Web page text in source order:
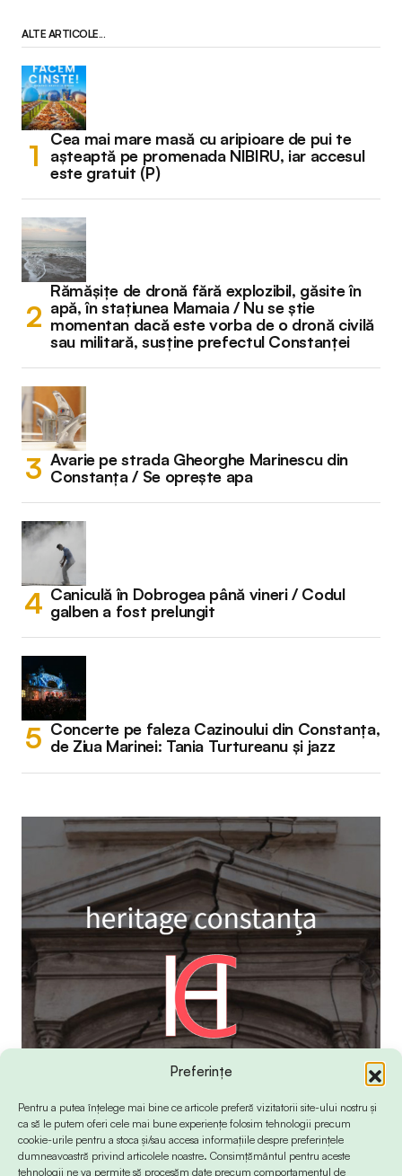
Preferințe
Pentru a putea înțelege mai bine ce articole preferă vizitatorii site-ului nostru și
ca să le putem oferi cele mai bune experiențe folosim tehnologii precum
cookie-urile pentru a stoca și/sau accesa informațiile despre preferințele
dumneavoastră privind articolele noastre. Consimțământul pentru aceste
tehnologii ne va permite să procesăm date precum comportamentul de
ALTE ARTICOLE...
Cea mai mare masă cu aripioare de pui te
așteaptă pe promenada NIBIRU, iar accesul
este gratuit (P)
Rămășițe de dronă fără explozibil, găsite în
apă, în stațiunea Mamaia / Nu se știe
momentan dacă este vorba de o dronă civilă
sau militară, susține prefectul Constanței
Avarie pe strada Gheorghe Marinescu din
Constanța / Se oprește apa
Caniculă în Dobrogea până vineri / Codul
galben a fost prelungit
Concerte pe faleza Cazinoului din Constanța,
de Ziua Marinei: Tania Turtureanu și jazz